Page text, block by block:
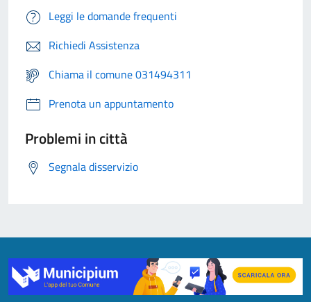
Leggi le domande frequenti
Richiedi Assistenza
Chiama il comune 031494311
Prenota un appuntamento
Problemi in città
Segnala disservizio